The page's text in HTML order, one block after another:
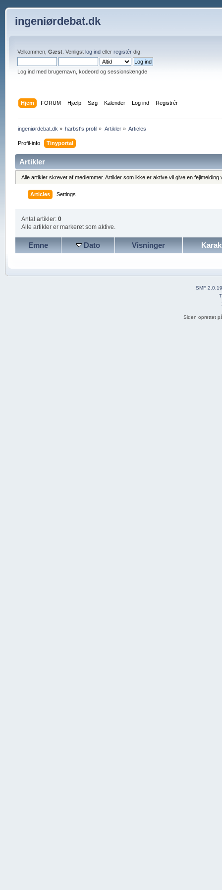
ingeniørdebat.dk
Velkommen, Gæst. Venligst log indeller registérdig.
Log ind med brugernavn, kodeord og sessionslængde
Hjem FORUM Hjælp Søg Kalender Log ind Registrér
ingeniørdebat.dk » harbst's profil » Artikler» Articles
Profil-info Tinyportal
Artikler
Alle artikler skrevet af medlemmer. Artikler som ikke er aktive vil give en
Articles Settings
Antal artikler:0
Alle artikler er markeret som aktive.
Emne Dato Visninger
SMF
Siden oprettet